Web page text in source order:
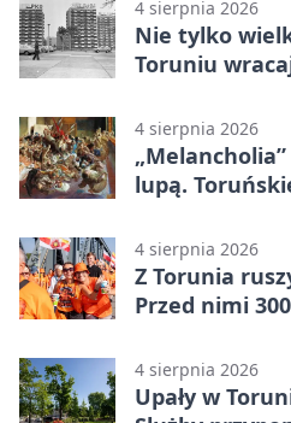
4 sierpnia 2026
Nie tylko
Toruniu
4 sierpnia 2026
lupą.
4 sierpnia 2026
Z Torunia
Przed nimi
4 sierpnia 2026
Upały w